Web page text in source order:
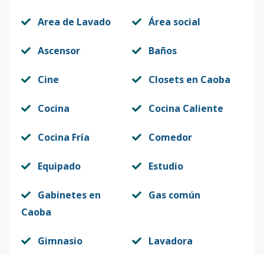
Area de Lavado Área social
Ascensor Baños
Cine Closets en Caoba
Cocina Cocina Caliente
Cocina Fría Comedor
Equipado Estudio
Gabinetes en
Caoba
Gas común
Gimnasio Lavadora